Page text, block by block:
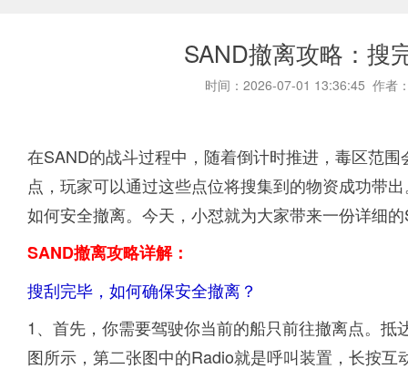
SAND撤离攻略：搜
时间：2026-07-01 13:36:45 作者
在SAND的战斗过程中，随着倒计时推进，毒区范
点，玩家可以通过这些点位将搜集到的物资成功带
如何安全撤离。今天，小怼就为大家带来一份详细
SAND撤离攻略详解：
搜刮完毕，如何确保安全撤离？
1、首先，你需要驾驶你当前的船只前往撤离点。
图所示，第二张图中的Radio就是呼叫装置，长按互